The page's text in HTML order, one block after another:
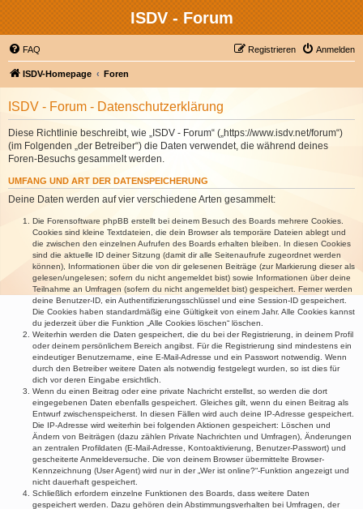
ISDV - Forum
FAQ Anmelden
Registrieren
ISDV-Homepage Foren
ISDV - Forum - Datenschutzerklärung
Diese Richtlinie beschreibt, wie „ISDV - Forum“ („https://www.isdv.net/forum“)
(im Folgenden „der Betreiber“) die Daten verwendet, die während deines
Foren-Besuchs gesammelt werden.
UMFANG UND ART DER DATENSPEICHERUNG
Deine Daten werden auf vier verschiedene Arten gesammelt:
Die Forensoftware phpBB erstellt bei deinem Besuch des Boards mehrere Cookies.
Cookies sind kleine Textdateien, die dein Browser als temporäre Dateien ablegt und
die zwischen den einzelnen Aufrufen des Boards erhalten bleiben. In diesen Cookies
sind die aktuelle ID deiner Sitzung (damit dir alle Seitenaufrufe zugeordnet werden
können), Informationen über die von dir gelesenen Beiträge (zur Markierung dieser als
gelesen/ungelesen; sofern du nicht angemeldet bist) sowie Informationen über deine
Teilnahme an Umfragen (sofern du nicht angemeldet bist) gespeichert. Ferner werden
deine Benutzer-ID, ein Authentifizierungsschlüssel und eine Session-ID gespeichert.
Die Cookies haben standardmäßig eine Gültigkeit von einem Jahr. Alle Cookies kannst
du jederzeit über die Funktion „Alle Cookies löschen“ löschen.
Weiterhin werden die Daten gespeichert, die du bei der Registrierung, in deinem Profil
oder deinem persönlichem Bereich angibst. Für die Registrierung sind mindestens ein
eindeutiger Benutzername, eine E-Mail-Adresse und ein Passwort notwendig. Wenn
durch den Betreiber weitere Daten als notwendig festgelegt wurden, so ist dies für
dich vor deren Eingabe ersichtlich.
Wenn du einen Beitrag oder eine private Nachricht erstellst, so werden die dort
eingegebenen Daten ebenfalls gespeichert. Gleiches gilt, wenn du einen Beitrag als
Entwurf zwischenspeicherst. In diesen Fällen wird auch deine IP-Adresse gespeichert.
Die IP-Adresse wird weiterhin bei folgenden Aktionen gespeichert: Löschen und
Ändern von Beiträgen (dazu zählen Private Nachrichten und Umfragen), Änderungen
an zentralen Profildaten (E-Mail-Adresse, Kontoaktivierung, Benutzer-Passwort) und
gescheiterte Anmeldeversuche. Die von deinem Browser übermittelte Browser-
Kennzeichnung (User Agent) wird nur in der „Wer ist online?“-Funktion angezeigt und
nicht dauerhaft gespeichert.
Schließlich erfordern einzelne Funktionen des Boards, dass weitere Daten
gespeichert werden. Dazu gehören dein Abstimmungsverhalten bei Umfragen, der